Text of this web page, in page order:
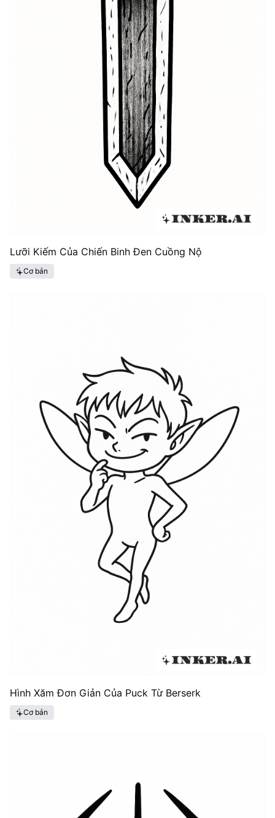
Lưỡi Kiếm Của Chiến Binh Đen Cuồng Nộ
Cơ bản
Hình Xăm Đơn Giản Của Puck Từ Berserk
Cơ bản